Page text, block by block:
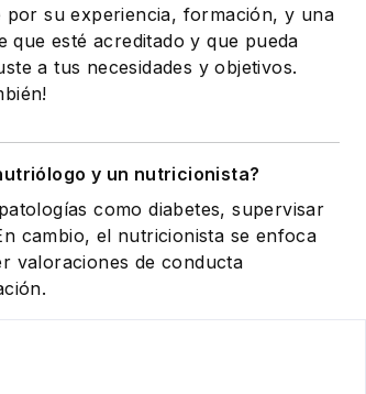
por su experiencia, formación, y una
que esté acreditado y que pueda
a tus necesidades y objetivos.
y un nutricionista?
como diabetes, supervisar
cambio, el nutricionista se enfoca
valoraciones de conducta